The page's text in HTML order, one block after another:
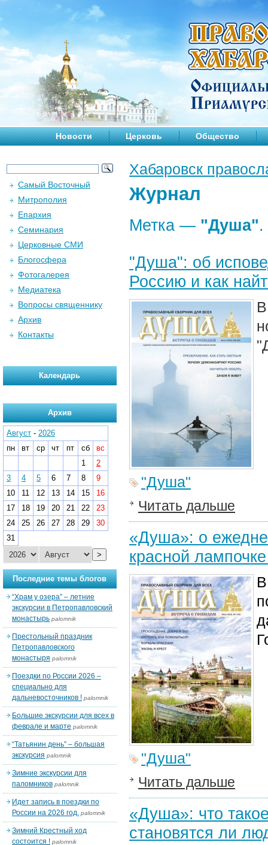
Новости Церковь Общество
Хабаровск
Журнал
Метка — "Душа".
"Душа": об
Россию и как
"Душа"
Читать дальше
«Душа»: о
красной
"Душа"
Читать дальше
«Душа»: что
становятся ли
Самый Восточный
Митрополия
Епархия
Семинария
Церковные СМИ
Блогосфера
Фотогалерея
Медиатека
Вопросы священнику
Архив
Контакты
Календарь
Архив
Август - 2026
пн
вт ср чт пт сб
вс
1
2
3
4 5 6 7 8
9
10
11 12 13 14 15
16
17
18 19 20 21 22
23
24
25 26 27 28 29
30
31
>
Последние темы блогов
“Храм у озера” – летние
экскурсии в Петропавловский
монастырь palomnik
Престольный праздник
Петропавловского
монастыря palomnik
Поездки по России 2026 –
специально для
дальневосточников ! palomnik
Большие экскурсии для всех в
феврале и марте palomnik
“Татьянин день” – большая
экскурсия palomnik
Зимние экскурсии для
паломников palomnik
Идет запись в поездки по
России на 2026 год. palomnik
Зимний Крестный ход
состоится ! palomnik